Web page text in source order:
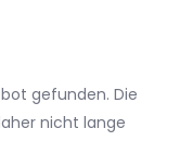
gefunden. Die
nicht lange